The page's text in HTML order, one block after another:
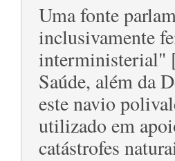
Uma fonte
inclusivamente
interministerial"
Saúde, além da
este navio
utilizado em
catástrofes